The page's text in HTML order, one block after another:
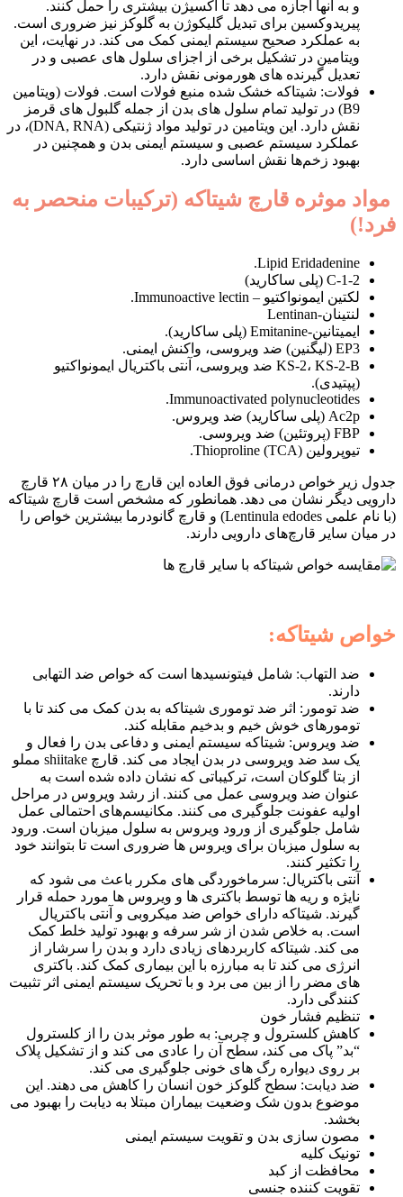
و به آنها اجازه می دهد تا اکسیژن بیشتری را حمل کنند.
پیریدوکسین برای تبدیل گلیکوژن به گلوکز نیز ضروری است.
به عملکرد صحیح سیستم ایمنی کمک می کند. در نهایت، این
ویتامین در تشکیل برخی از اجزای سلول های عصبی و در
تعدیل گیرنده های هورمونی نقش دارد.
فولات: شیتاکه خشک شده منبع فولات است. فولات (ویتامین
B9) در تولید تمام سلول های بدن از جمله گلبول های قرمز
نقش دارد. این ویتامین در تولید مواد ژنتیکی (DNA, RNA)، در
عملکرد سیستم عصبی و سیستم ایمنی بدن و همچنین در
بهبود زخم‌ها نقش اساسی دارد.
مواد موثره قارچ شیتاکه (ترکیبات منحصر به
فرد!)
Lipid Eridadenine.
C-1-2 (پلی ساکارید)
لکتین ایمونواکتیو – Immunoactive lectin.
لنتینان-Lentinan
ایمیتانین-Emitanine (پلی ساکارید).
EP3 (لیگنین) ضد ویروسی، واکنش ایمنی.
KS-2، KS-2-B ضد ویروسی، آنتی باکتریال ایمونواکتیو
(پپتیدی).
Immunoactivated polynucleotides.
Ac2p (پلی ساکارید) ضد ویروس.
FBP (پروتئین) ضد ویروسی.
تیوپرولین Thioproline (TCA).
جدول زیر خواص درمانی فوق العاده این قارچ را در میان ۲۸ قارچ
دارویی دیگر نشان می دهد. همانطور که مشخص است قارچ شیتاکه
(با نام علمی Lentinula edodes) و قارچ گانودرما بیشترین خواص را
در میان سایر قارچ‌های دارویی دارند.
خواص شیتاکه:
ضد التهاب: شامل فیتونسیدها است که خواص ضد التهابی
دارند.
ضد تومور: اثر ضد توموری شیتاکه به بدن کمک می کند تا با
تومورهای خوش خیم و بدخیم مقابله کند.
ضد ویروس: شیتاکه سیستم ایمنی و دفاعی بدن را فعال و
یک سد ضد ویروسی در بدن ایجاد می کند. قارچ shiitake مملو
از بتا گلوکان است، ترکیباتی که نشان داده شده است به
عنوان ضد ویروسی عمل می کنند. از رشد ویروس در مراحل
اولیه عفونت جلوگیری می کنند. مکانیسم‌های احتمالی عمل
شامل جلوگیری از ورود ویروس به سلول میزبان است. ورود
به سلول میزبان برای ویروس ها ضروری است تا بتوانند خود
را تکثیر کنند.
آنتی باکتریال: سرماخوردگی های مکرر باعث می شود که
نایژه و ریه ها توسط باکتری ها و ویروس ها مورد حمله قرار
گیرند. شیتاکه دارای خواص ضد میکروبی و آنتی باکتریال
است. به خلاص شدن از شر سرفه و بهبود تولید خلط کمک
می کند. شیتاکه کاربردهای زیادی دارد و بدن را سرشار از
انرژی می کند تا به مبارزه با این بیماری کمک کند. باکتری
های مضر را از بین می برد و با تحریک سیستم ایمنی اثر تثبیت
کنندگی دارد.
تنظیم فشار خون
کاهش کلسترول و چربی: به طور موثر بدن را از کلسترول
“بد” پاک می کند، سطح آن را عادی می کند و از تشکیل پلاک
بر روی دیواره رگ های خونی جلوگیری می کند.
ضد دیابت: سطح گلوکز خون انسان را کاهش می دهند. این
موضوع بدون شک وضعیت بیماران مبتلا به دیابت را بهبود می
بخشد.
مصون سازی بدن و تقویت سیستم ایمنی
تونیک کلیه
محافظت از کبد
تقویت کننده جنسی